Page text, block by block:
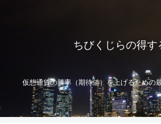
ちびくじらの得す
仮想通貨の勝率（期待値）を上げるための